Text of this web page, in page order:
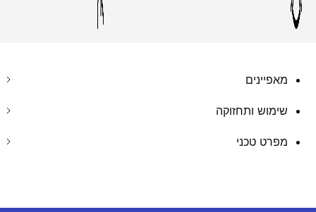
מאפיינים
שימוש ותחזוקה
מפרט טכני